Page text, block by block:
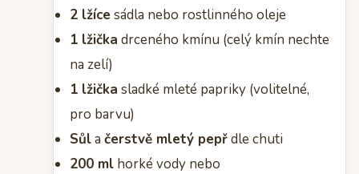
2 lžíce sádla nebo rostlinného oleje
1 lžička drceného kmínu (celý kmín nechte
na zelí)
1 lžička sladké mleté papriky (volitelné,
pro barvu)
Sůla čerstvě mletý pepřdle chuti
200 ml horké vody nebo